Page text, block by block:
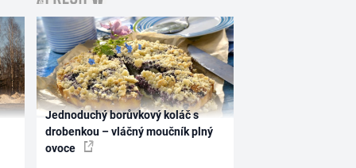
Jednoduchý borůvkový koláč s
drobenkou – vláčný moučník plný
ovoce